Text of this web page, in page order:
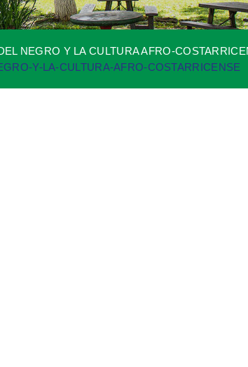
NEGRO Y LA CULTURA AFRO-
Y-LA-CULTURA-AFRO-COSTARRICENSE